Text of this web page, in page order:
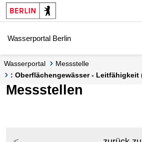
Springe zur Navigation
Springe zum Inhalt
Wasserportal Berlin
Wasserportal
Messstelle
: Oberflächengewässer - Leitfähigkeit
Messstellen